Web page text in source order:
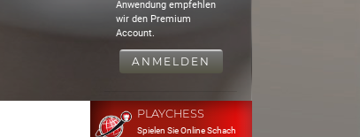
Anwendung empfehlen
wir den Premium
Account.
ANMELDEN
PLAYCHESS
Spielen Sie Online Schach